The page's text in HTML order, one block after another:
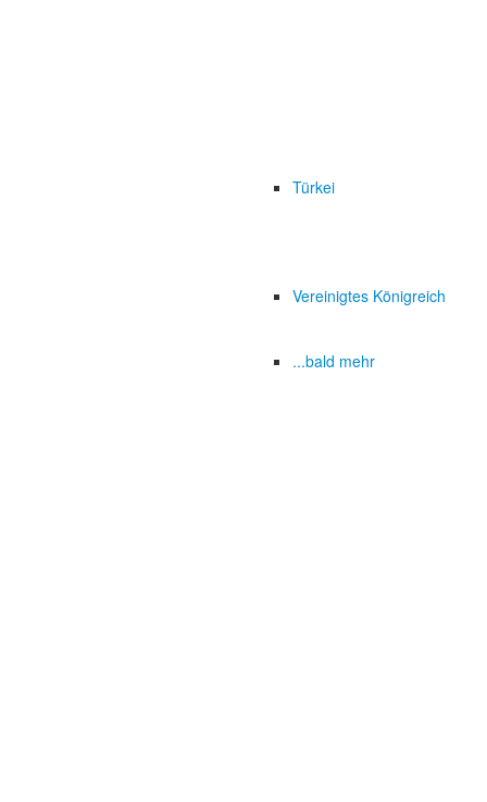
Türkei
Vereinigtes Königreich
...bald mehr